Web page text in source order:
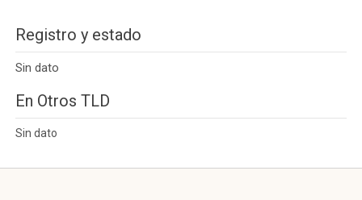
Registro y estado
Sin dato
En Otros TLD
Sin dato